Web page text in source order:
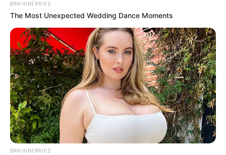
BRAINBERRIES
The Most Unexpected Wedding Dance Moments
BRAINBERRIES